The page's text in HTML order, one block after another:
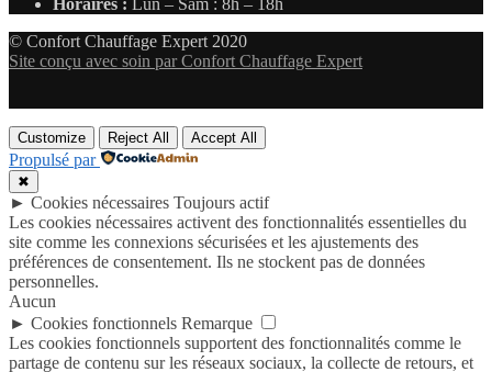
Horaires : Lun – Sam : 8h – 18h
© Confort Chauffage Expert 2020
Site conçu avec soin par Confort Chauffage Expert
Customize Reject All Accept All
Propulsé par
✖
► Cookies nécessaires Toujours actif
Les cookies nécessaires activent des fonctionnalités essentielles du
site comme les connexions sécurisées et les ajustements des
préférences de consentement. Ils ne stockent pas de données
personnelles.
Aucun
► Cookies fonctionnels Remarque
Les cookies fonctionnels supportent des fonctionnalités comme le
partage de contenu sur les réseaux sociaux, la collecte de retours, et